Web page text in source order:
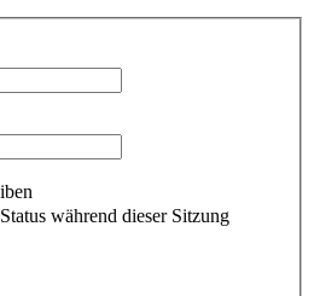
während dieser Sitzung